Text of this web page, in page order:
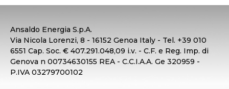
Ansaldo Energia S.p.A.
Via Nicola Lorenzi, 8 - 16152 Genoa Italy - Tel. +39 010
6551 Cap. Soc. € 407.291.048,09 i.v. - C.F. e Reg. Imp. di
Genova n 00734630155 REA - C.C.I.A.A. Ge 320959 -
P.IVA 03279700102